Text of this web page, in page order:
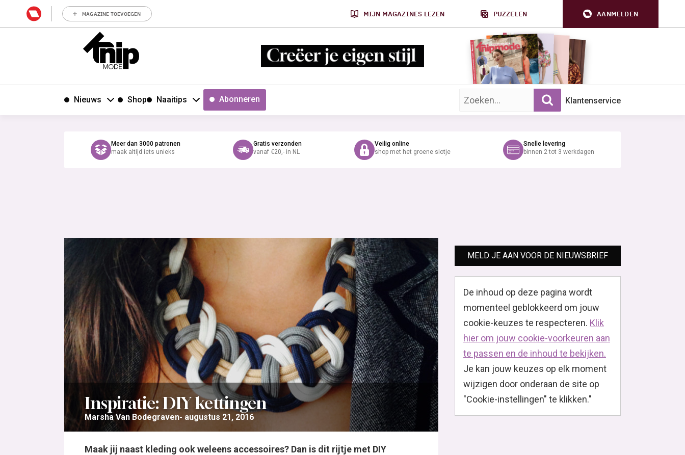
MAGAZINE TOEVOEGEN MIJN MAGAZINES LEZEN PUZZELEN AANMELDEN
Nieuws Shop Naaitips Abonneren Zoek op trefwoord: Klantenservice
Meer dan 3000 patronen
maak altijd iets unieks
Gratis verzonden
vanaf €20,- in NL
Veilig online
shop met het groene slotje
Snelle levering
binnen 2 tot 3 werkdagen
Inspiratie: DIY kettingen
Marsha Van Bodegraven augustus 21, 2016
Maak jij naast kleding ook weleens accessoires? Dan is dit rijtje met DIY
MELD JE AAN VOOR DE NIEUWSBRIEF
De inhoud op deze pagina wordt
momenteel geblokkeerd om jouw
cookie-keuzes te respecteren. Klik
hier om jouw cookie-voorkeuren aan
te passen en de inhoud te bekijken.
Je kan jouw keuzes op elk moment
wijzigen door onderaan de site op
"Cookie-instellingen" te klikken."